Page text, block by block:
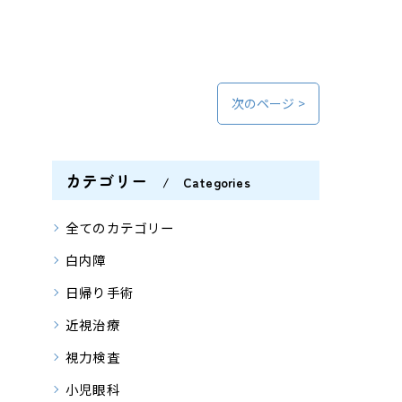
次のページ >
カテゴリー Categories
全てのカテゴリー
白内障
日帰り手術
近視治療
視力検査
小児眼科